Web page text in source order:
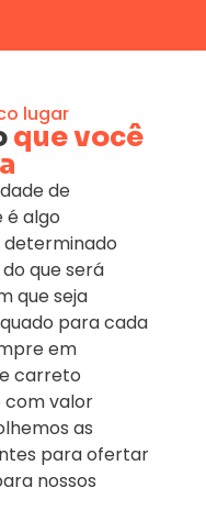
lugar
que você
de
algo
que será
que seja
para cada
em
carreto
valor
as
para ofertar
nossos